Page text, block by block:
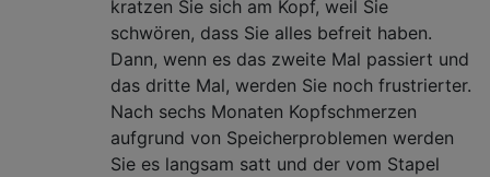
kratzen Sie sich am Kopf, weil Sie
schwören, dass Sie alles befreit haben.
Dann, wenn es das zweite Mal passiert und
das dritte Mal, werden Sie noch frustrierter.
Nach sechs Monaten Kopfschmerzen
aufgrund von Speicherproblemen werden
Sie es langsam satt und der vom Stapel